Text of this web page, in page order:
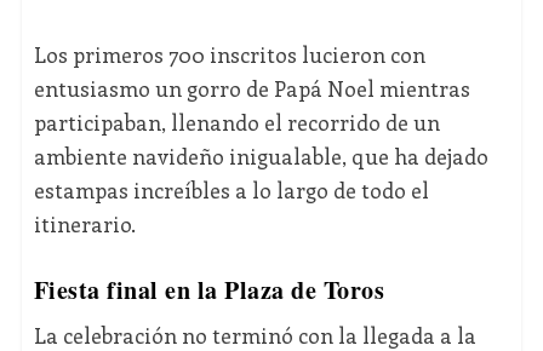
Los primeros 700 inscritos lucieron con
entusiasmo un gorro de Papá Noel mientras
participaban, llenando el recorrido de un
ambiente navideño inigualable, que ha dejado
estampas increíbles a lo largo de todo el
itinerario.
Fiesta final en la Plaza de Toros
La celebración no terminó con la llegada a la